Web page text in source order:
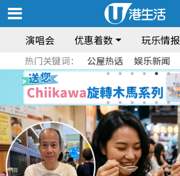
演唱会 优惠着数 玩乐情报
热门关键词： 公屋热话 娱乐新闻